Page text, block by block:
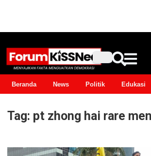
Beranda News Politik Edukasi
Tag: pt zhong hai rare